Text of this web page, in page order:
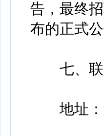
告，最终
布的正式公
七、联
地址：